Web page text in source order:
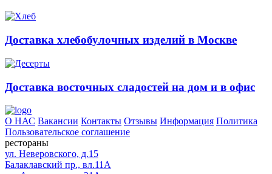
Доставка хлебобулочных изделий в Москве
Доставка восточных сладостей на дом и в офис
О НАС Вакансии Контакты Отзывы Информация Политика
Пользовательское соглашение
рестораны
ул. Неверовского, д.15
Балаклавский пр., вл.11А